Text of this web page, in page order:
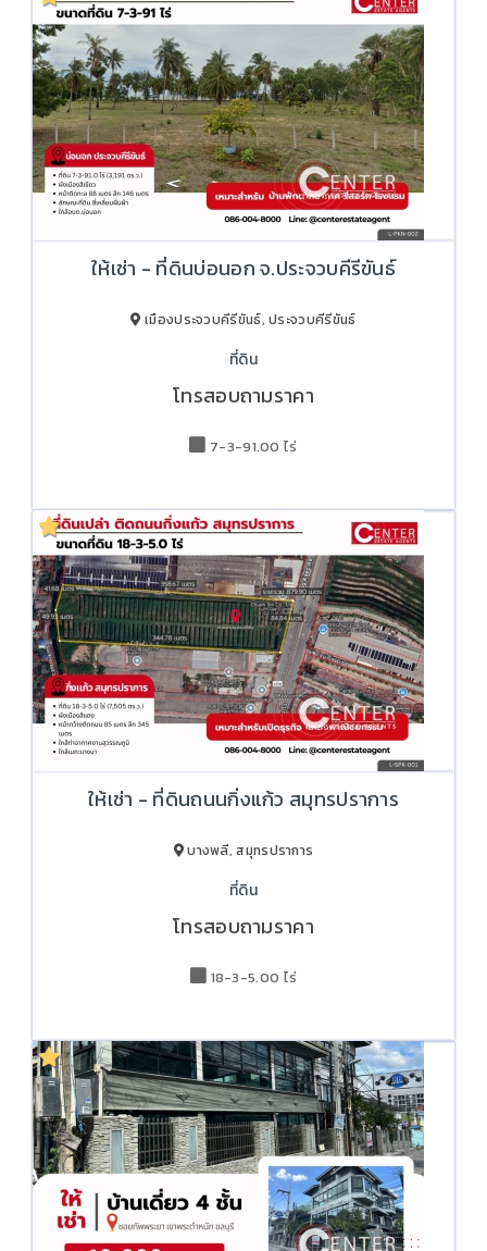
ให้เช่า - ที่ดินบ่อนอก จ.ประจวบคีรีขันธ์
เมืองประจวบคีรีขันธ์, ประจวบคีรีขันธ์
ที่ดิน
โทรสอบถามราคา
7-3-91.00 ไร่
ให้เช่า - ที่ดินถนนกิ่งแก้ว สมุทรปราการ
บางพลี, สมุทรปราการ
ที่ดิน
โทรสอบถามราคา
18-3-5.00 ไร่